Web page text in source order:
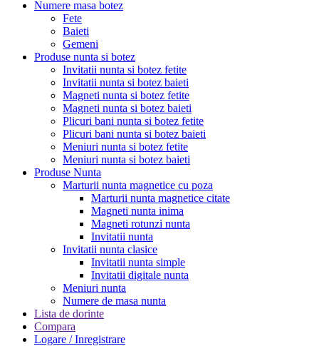
Numere masa botez
Fete
Baieti
Gemeni
Produse nunta si botez
Invitatii nunta si botez fetite
Invitatii nunta si botez baieti
Magneti nunta si botez fetite
Magneti nunta si botez baieti
Plicuri bani nunta si botez fetite
Plicuri bani nunta si botez baieti
Meniuri nunta si botez fetite
Meniuri nunta si botez baieti
Produse Nunta
Marturii nunta magnetice cu poza
Marturii nunta magnetice citate
Magneti nunta inima
Magneti rotunzi nunta
Invitatii nunta
Invitatii nunta clasice
Invitatii nunta simple
Invitatii digitale nunta
Meniuri nunta
Numere de masa nunta
Lista de dorinte
Compara
Logare / Inregistrare